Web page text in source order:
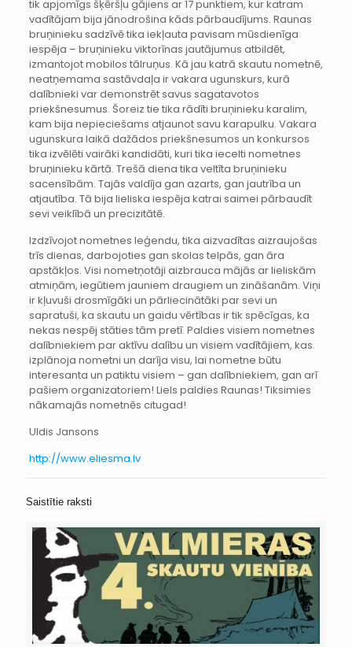
tik apjomīgs šķēršļu gājiens ar 17 punktiem, kur katram
vadītājam bija jānodrošina kāds pārbaudījums. Raunas
bruņinieku sadzīvē tika iekļauta pavisam mūsdienīga
iespēja – bruņinieku viktorīnas jautājumus atbildēt,
izmantojot mobilos tālruņus. Kā jau katrā skautu nometnē,
neatņemama sastāvdaļa ir vakara ugunskurs, kurā
dalībnieki var demonstrēt savus sagatavotos
priekšnesumus. Šoreiz tie tika rādīti bruņinieku karalim,
kam bija nepieciešams atjaunot savu karapulku. Vakara
ugunskura laikā dažādos priekšnesumos un konkursos
tika izvēlēti vairāki kandidāti, kuri tika iecelti nometnes
bruņinieku kārtā. Trešā diena tika veltīta bruņinieku
sacensībām. Tajās valdīja gan azarts, gan jautrība un
atjautība. Tā bija lieliska iespēja katrai saimei pārbaudīt
sevi veiklībā un precizitātē.
Izdzīvojot nometnes leģendu, tika aizvadītas aizraujošas
trīs dienas, darbojoties gan skolas telpās, gan āra
apstākļos. Visi nometņotāji aizbrauca mājās ar lieliskām
atmiņām, iegūtiem jauniem draugiem un zināšanām. Viņi
ir kļuvuši drosmīgāki un pārliecinātāki par sevi un
sapratuši, ka skautu un gaidu vērtības ir tik spēcīgas, ka
nekas nespēj stāties tām pretī. Paldies visiem nometnes
dalībniekiem par aktīvu dalību un visiem vadītājiem, kas
izplānoja nometni un darīja visu, lai nometne būtu
interesanta un patiktu visiem – gan dalībniekiem, gan arī
pašiem organizatoriem! Liels paldies Raunas! Tiksimies
nākamajās nometnēs citugad!
Uldis Jansons
http://www.eliesma.lv
Saistītie raksti